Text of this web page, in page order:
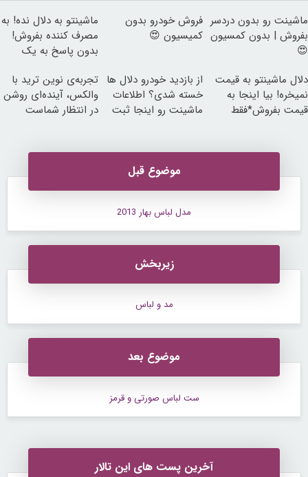
ماشینت رو بدون دردسر
بفروش | بدون کمسیون
😍
فروش خودرو بدون
کمیسیون 😍
ماشینتو به دلال نده! به
مصرف کننده بفروش!
بدون پاسخ به یک
دلال ماشینتو به قیمت
نمیخره! بیا اینجا به
قیمت بفروش*فقط
از بازدید خودرو دلال ها
خسته شدی؟ اطلاعات
ماشینت رو اینجا ثبت
تجربه‌ی نوین ترید با
والکس، آینده‌ای روشن
در انتظار شماست
موضوع قبل
مدل لباس بهار 2013
زیربخش
مد و لباس
موضوع بعد
ست لباس صورتی و قرمز
آخرین پست های این تالار